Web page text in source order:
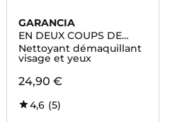
GARANCIA
EN DEUX COUPS DE
BAGUETTE ROSE
Nettoyant démaquillant
visage et yeux
24,90 €
4,6 (5)